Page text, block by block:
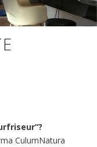
CulumNatura